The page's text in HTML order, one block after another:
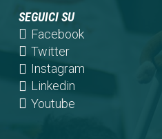
SEGUICI SU
Facebook(opens
a
Twitter(opens
in
a
new
Instagram(opens
Linkedin(opens
in
Youtube(opens